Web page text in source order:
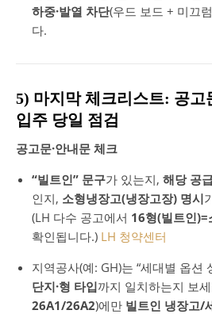
하중·발열 차단(우드 보드 + 미끄
다.
5) 마지막 체크리스트: 공고
입주 당일 점검
공고문·안내문 체크
“빌트인” 문구가 있는지, 해당 공
인지, 소형냉장고(냉장고장) 명시
(LH 다수 공고에서 16형(빌트인
확인됩니다.) LH 청약센터
지역공사(예: GH)는 “세대별 옵션
단지·형 타입까지 일치하는지 보
26A1/26A2)에만 빌트인 냉장고/